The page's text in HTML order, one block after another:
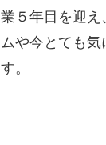
５年目を迎え
や今とても気
。